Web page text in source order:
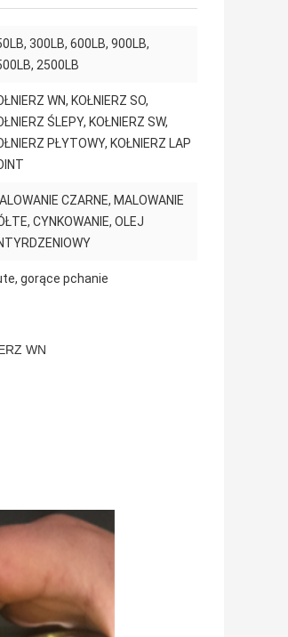
300LB, 600LB, 900LB,
2500LB
WN, KOŁNIERZ SO,
ŚLEPY, KOŁNIERZ SW,
PŁYTOWY, KOŁNIERZ LAP
CZARNE, MALOWANIE
CYNKOWANIE, OLEJ
gorące pchanie
WN